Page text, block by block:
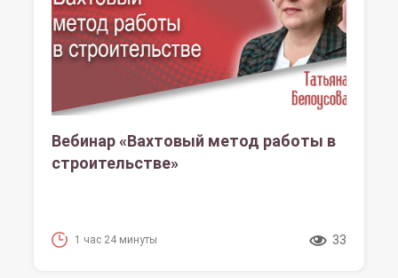
Вебинар «Вахтовый метод работы в
строительстве»
1 час 24 минуты 33